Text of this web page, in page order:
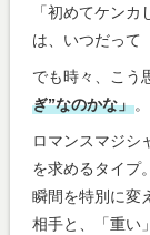
「初めてケン
は、いつだって
でも時々、こう
ぎ”なのかな」。
ロマンスマジシ
を求めるタイプ
瞬間を特別に変
相手と、「重い